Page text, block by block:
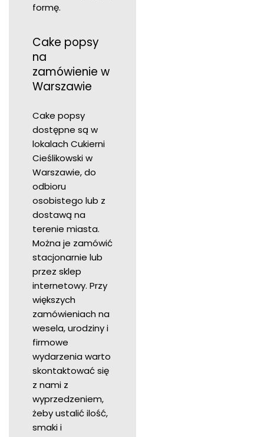
formę.
Cake popsy
na
zamówienie w
Warszawie
Cake popsy
dostępne są w
lokalach Cukierni
Cieślikowski w
Warszawie, do
odbioru
osobistego lub z
dostawą na
terenie miasta.
Można je zamówić
stacjonarnie lub
przez sklep
internetowy. Przy
większych
zamówieniach na
wesela, urodziny i
firmowe
wydarzenia warto
skontaktować się
z nami z
wyprzedzeniem,
żeby ustalić ilość,
smaki i